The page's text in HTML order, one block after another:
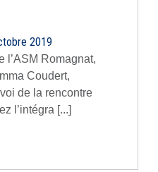
2019
l’ASM Romagnat,
Coudert,
de la rencontre
l’intégra [...]